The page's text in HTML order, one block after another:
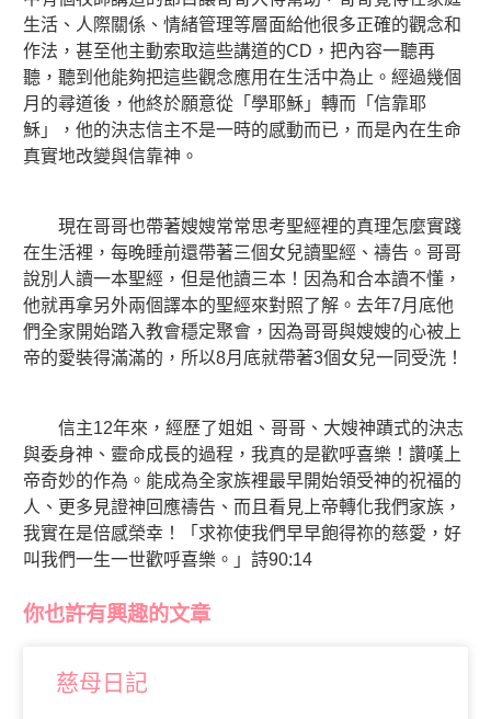
生活、人際關係、情緒管理等層面給他很多正確的觀念和
作法，甚至他主動索取這些講道的CD，把內容一聽再
聽，聽到他能夠把這些觀念應用在生活中為止。經過幾個
月的尋道後，他終於願意從「學耶穌」轉而「信靠耶
穌」，他的決志信主不是一時的感動而已，而是內在生命
真實地改變與信靠神。
現在哥哥也帶著嫂嫂常常思考聖經裡的真理怎麼實踐
在生活裡，每晚睡前還帶著三個女兒讀聖經、禱告。哥哥
說別人讀一本聖經，但是他讀三本！因為和合本讀不懂，
他就再拿另外兩個譯本的聖經來對照了解。去年7月底他
們全家開始踏入教會穩定聚會，因為哥哥與嫂嫂的心被上
帝的愛裝得滿滿的，所以8月底就帶著3個女兒一同受洗！
信主12年來，經歷了姐姐、哥哥、大嫂神蹟式的決志
與委身神、靈命成長的過程，我真的是歡呼喜樂！讚嘆上
帝奇妙的作為。能成為全家族裡最早開始領受神的祝福的
人、更多見證神回應禱告、而且看見上帝轉化我們家族，
我實在是倍感榮幸！「求祢使我們早早飽得祢的慈愛，好
叫我們一生一世歡呼喜樂。」詩90:14
你也許有興趣的文章
慈母日記